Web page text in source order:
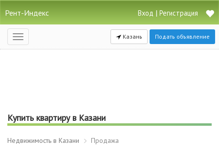
Рент-Индекс Вход | Регистрация
Открыть
навигацию
Казань Подать объявление
Купить квартиру в Казани
Недвижимость в Казани Продажа